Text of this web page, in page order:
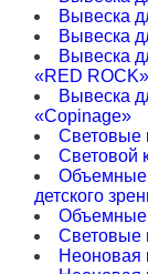
Вывеска
Вывеска
Вывеска
«RED ROCK»
Вывеска
«Copinage»
Световые
Световой
Объемные
детского
Объемные
Световые
Неоновая